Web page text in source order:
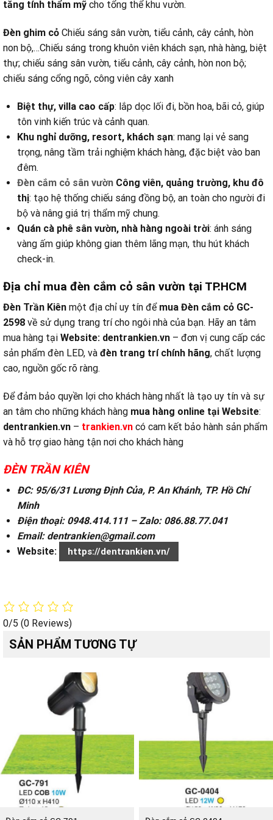
tăng tính thẩm mỹ cho tổng thể khu vườn.
Đèn ghim cỏ Chiếu sáng sân vườn, tiểu cảnh, cây cảnh, hòn
non bộ,…Chiếu sáng trong khuôn viên khách sạn, nhà hàng, biệt
thự; chiếu sáng sân vườn, tiểu cảnh, cây cảnh, hòn non bộ;
chiếu sáng cổng ngõ, công viên cây xanh
Biệt thự, villa cao cấp: lắp dọc lối đi, bồn hoa, bãi cỏ, giúp
tôn vinh kiến trúc và cảnh quan.
Khu nghỉ dưỡng, resort, khách sạn: mang lại vẻ sang
trọng, nâng tầm trải nghiệm khách hàng, đặc biệt vào ban
đêm.
Đèn cắm cỏ sân vườn Công viên, quảng trường, khu đô
thị: tạo hệ thống chiếu sáng đồng bộ, an toàn cho người đi
bộ và nâng giá trị thẩm mỹ chung.
Quán cà phê sân vườn, nhà hàng ngoài trời: ánh sáng
vàng ấm giúp không gian thêm lãng mạn, thu hút khách
check-in.
Địa chỉ mua đèn cắm cỏ sân vườn tại TP.HCM
Đèn Trần Kiên một địa chỉ uy tín để mua Đèn cắm cỏ GC-
2598 về sử dụng trang trí cho ngôi nhà của bạn. Hãy an tâm
mua hàng tại Website: dentrankien.vn – đơn vị cung cấp các
sản phẩm đèn LED, và đèn trang trí chính hãng, chất lượng
cao, nguồn gốc rõ ràng.
Để đảm bảo quyền lợi cho khách hàng nhất là tạo uy tín và sự
an tâm cho những khách hàng mua hàng online tại Website:
dentrankien.vn – trankien.vn có cam kết bảo hành sản phẩm
và hỗ trợ giao hàng tận nơi cho khách hàng
ĐÈN TRẦN KIÊN
ĐC: 95/6/31 Lương Định Của, P. An Khánh, TP. Hồ Chí
Minh
Điện thoại: 0948.414.111 – Zalo: 086.88.77.041
Email: dentrankien@gmail.com
Website:
https://dentrankien.vn/
0/5 (0 Reviews)
SẢN PHẨM TƯƠNG TỰ